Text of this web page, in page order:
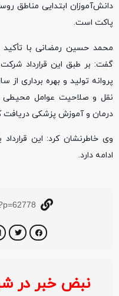
پاکت است.
محمد حسین رمضانی با
گفت: بر طبق این قرارداد
پروانه تولید و بهره برداری
نقل و صلاحیت عوامل محیطی
درمان و آموزش پزشکی دریافت
ادامه دارد.
نبض خبر در